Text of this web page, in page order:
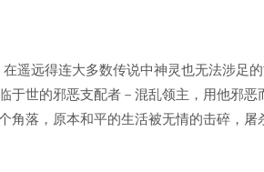
遥远得连大多数传说中神灵也无法涉足
于世的邪恶支配者－混乱领主，用他邪恶
角落，原本和平的生活被无情的击碎，屠